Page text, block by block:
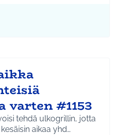
varten #1153
tehdä ulkogrillin, jotta
aikaa yhd…